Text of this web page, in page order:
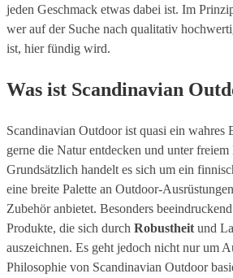
jeden Geschmack etwas dabei ist. Im
wer auf der Suche nach qualitativ
ist, hier fündig wird.
Was ist Scandinavian
Scandinavian Outdoor ist quasi ein wahres
gerne die Natur entdecken und unter
Grundsätzlich handelt es sich um ein
eine breite Palette an Outdoor-
Zubehör anbietet. Besonders
Produkte, die sich durch Robustheit und
auszeichnen. Es geht jedoch nicht nur um
Philosophie von Scandinavian Outdoor